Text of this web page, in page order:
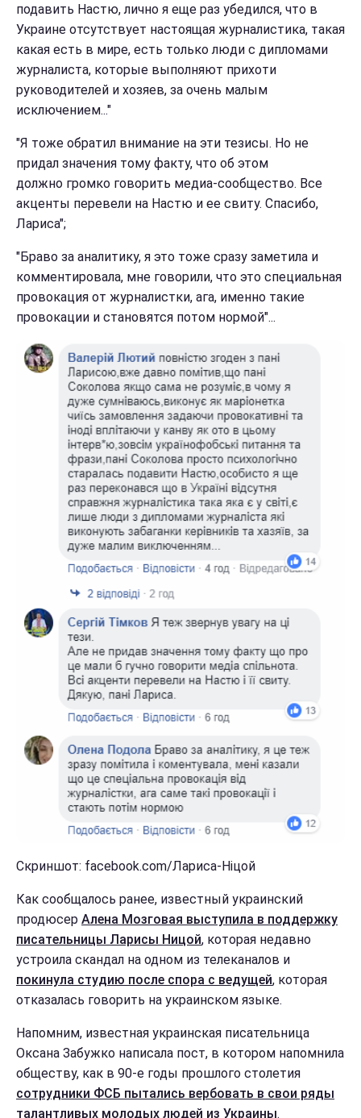
подавить Настю, лично я еще раз убедился, что в
Украине отсутствует настоящая журналистика, такая
какая есть в мире, есть только люди с дипломами
журналиста, которые выполняют прихоти
руководителей и хозяев, за очень малым
исключением..."
"Я тоже обратил внимание на эти тезисы. Но не
придал значения тому факту, что об этом
должно громко говорить медиа-сообщество. Все
акценты перевели на Настю и ее свиту. Спасибо,
Лариса";
"Браво за аналитику, я это тоже сразу заметила и
комментировала, мне говорили, что это специальная
провокация от журналистки, ага, именно такие
провокации и становятся потом нормой"...
Скриншот: facebook.com/Лариса-Ніцой
Как сообщалось ранее, известный украинский
продюсер Алена Мозговая выступила в поддержку
писательницы Ларисы Ницой, которая недавно
устроила скандал на одном из телеканалов и
покинула студию после спора с ведущей, которая
отказалась говорить на украинском языке.
Напомним, известная украинская писательница
Оксана Забужко написала пост, в котором напомнила
обществу, как в 90-е годы прошлого столетия
сотрудники ФСБ пытались вербовать в свои ряды
талантливых молодых людей из Украины.